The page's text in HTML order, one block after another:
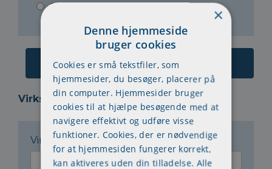
Arbejdsleder
Virksomheden:
Virksomhedsnavn*
×
Denne hjemmeside
bruger cookies
Cookies er små tekstfiler, som
hjemmesider, du besøger, placerer på
din computer. Hjemmesider bruger
cookies til at hjælpe besøgende med at
navigere effektivt og udføre visse
funktioner. Cookies, der er nødvendige
for at hjemmesiden fungerer korrekt,
kan aktiveres uden din tilladelse. Alle